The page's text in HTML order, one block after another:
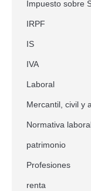
Impuesto sobre
IRPF
IS
IVA
Laboral
Mercantil, civil y
Normativa
patrimonio
Profesiones
renta